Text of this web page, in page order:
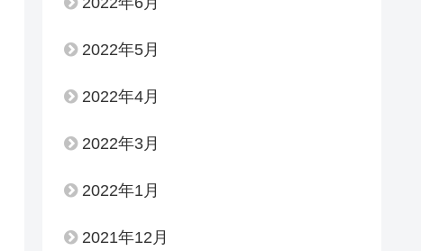
2022年5月
2022年4月
2022年3月
2022年1月
2021年12月